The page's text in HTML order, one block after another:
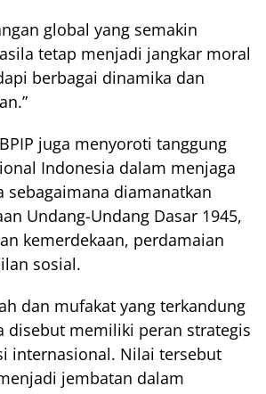
global yang semakin
tetap menjadi jangkar moral
berbagai dinamika dan
juga menyoroti tanggung
Indonesia dalam menjaga
sebagaimana diamanatkan
Undang-Undang Dasar 1945,
kemerdekaan, perdamaian
sosial.
dan mufakat yang terkandung
disebut memiliki peran strategis
internasional. Nilai tersebut
jembatan dalam